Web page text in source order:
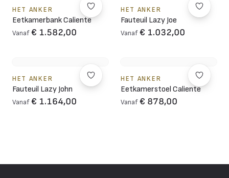
HET ANKER
Eetkamerbank Caliente
Vanaf € 1.582,00
HET ANKER
Fauteuil Lazy Joe
Vanaf € 1.032,00
HET ANKER
Fauteuil Lazy John
Vanaf € 1.164,00
HET ANKER
Eetkamerstoel Caliente
Vanaf € 878,00